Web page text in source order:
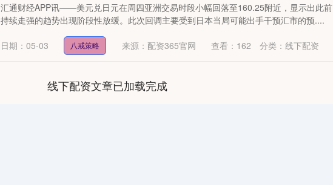
汇通财经APP讯——美元兑日元在周四亚洲交易时段小幅回落至160.25附近，显示出此前
持续走强的趋势出现阶段性放缓。此次回调主要受到日本当局可能出手干预汇市的预....
日期：05-03 八戒策略 来源：配资365官网 查看： 162 分类： 线下配资
线下配资文章已加载完成